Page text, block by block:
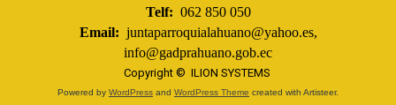
Telf: 062 850 050
Email: juntaparroquialahuano@yahoo.es,
info@gadprahuano.gob.ec
Copyright © ILION SYSTEMS
Powered by WordPress and WordPress Theme created with Artisteer.